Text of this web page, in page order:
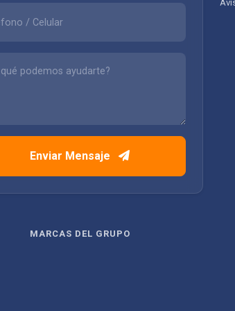
Enviar Mensaje
MARCAS DEL GRUPO